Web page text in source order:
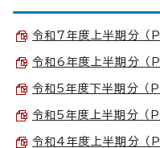
令和7年度上半期分
令和6年度上半期分
令和5年度下半期分
令和5年度上半期分
令和4年度上半期分